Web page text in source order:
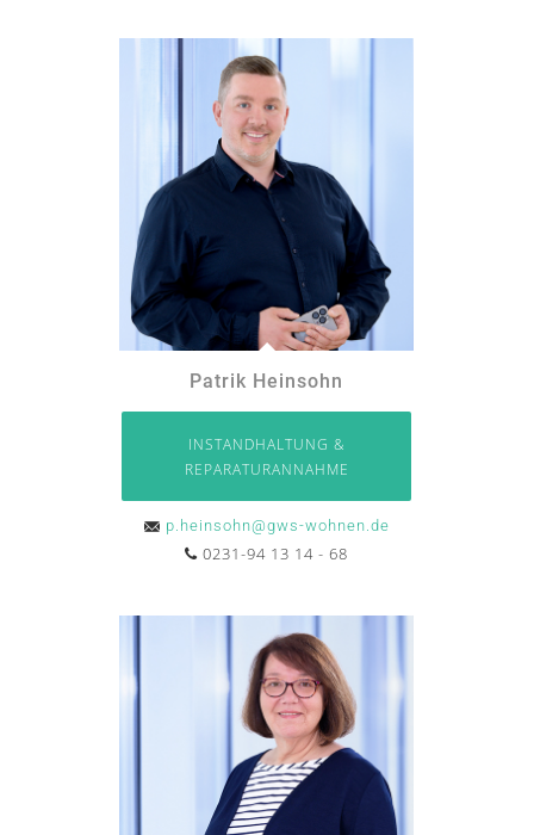
Patrik Heinsohn
INSTANDHALTUNG &
REPARATURANNAHME
p.heinsohn@gws-wohnen.de
0231-94 13 14 - 68